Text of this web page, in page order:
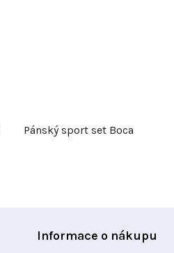
Pánský sport set Boca
Informace o nákupu